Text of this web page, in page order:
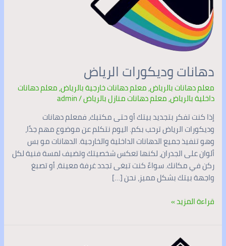
دهانات وديكورات الرياض
معلم دهانات بالرياض,معلم دهانات خارجية بالرياض,معلم دهانات
داخلية بالرياض,معلم دهانات منازل بالرياض/
admin
إذا كنت تفكر بتجديد بيتك أو حتى مكتبك، فمعلم دهانات
وديكورات الرياض ترحب بكم. اليوم نتكلم عن موضوع مهم جدًا،
وهو تنفيذ جميع الدهانات الداخلية والخارجية. الدهانات مو بس
ألوان على الجدران، لكنها تعكس شخصيتك وتضيف لمسة فنية لكل
ركن في مكانك. سواءً كنت تبغى تجدد غرفة معينة، أو تصبغ
واجهة بيتك بشكل مميز، نحن […]
قراءة المزيد »